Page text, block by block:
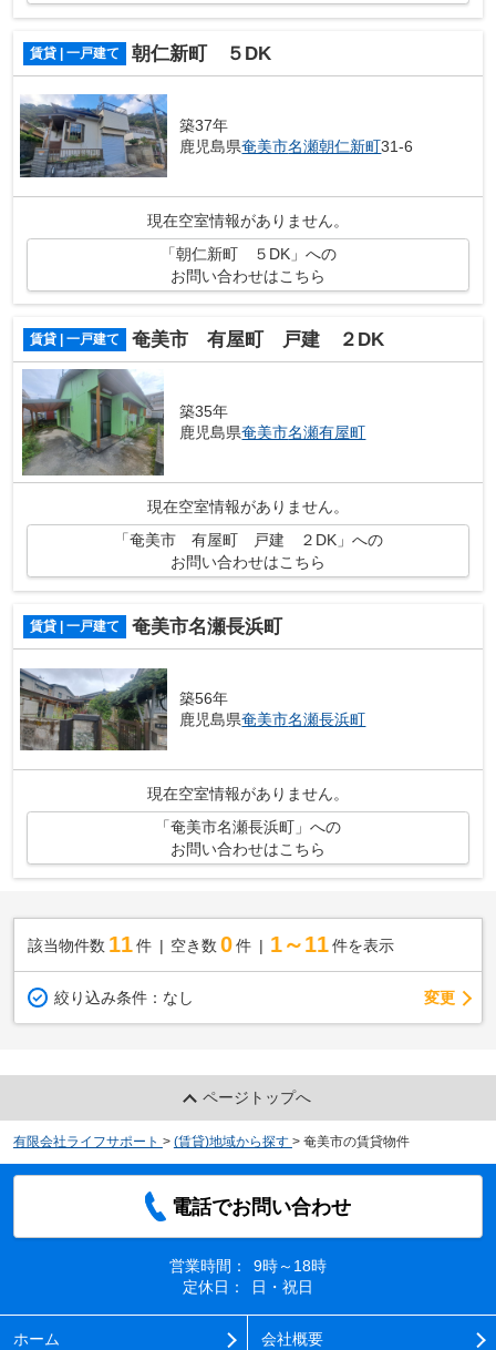
賃貸 | 一戸建て 朝仁新町 ５DK
築37年
鹿児島県奄美市名瀬朝仁新町31-6
現在空室情報がありません。
「朝仁新町 ５DK」への
お問い合わせはこちら
賃貸 | 一戸建て 奄美市 有屋町 戸建 ２DK
築35年
鹿児島県奄美市名瀬有屋町
現在空室情報がありません。
「奄美市 有屋町 戸建 ２DK」への
お問い合わせはこちら
賃貸 | 一戸建て 奄美市名瀬長浜町
築56年
鹿児島県奄美市名瀬長浜町
現在空室情報がありません。
「奄美市名瀬長浜町」への
お問い合わせはこちら
該当物件数 11件 空き数 0 件 1～11 件を表示
絞り込み条件： なし 変更
ページトップへ
有限会社ライフサポート > (賃貸)地域から探す > 奄美市の賃貸物件
電話でお問い合わせ
営業時間：
9時～18時
定休日：
日・祝日
ホーム 会社概要